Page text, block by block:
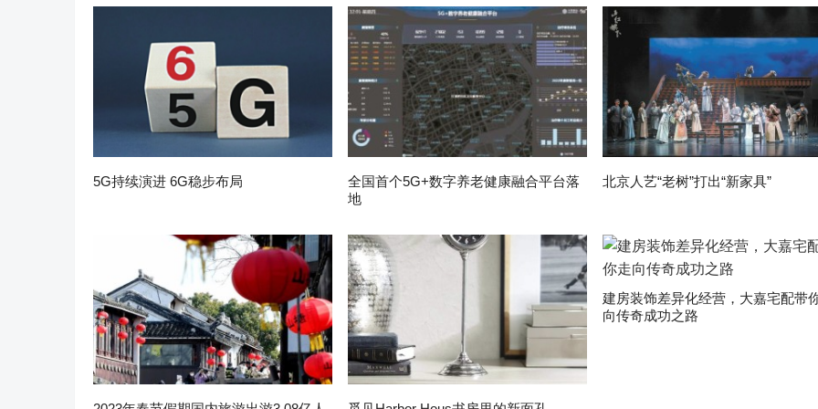
5G持续演进 6G稳步布局
全国首个5G+数字养老健康融合平台落
地
北京人艺“老树”打出“新家具”
建房装饰差异化经营，大嘉宅配带
向传奇成功之路